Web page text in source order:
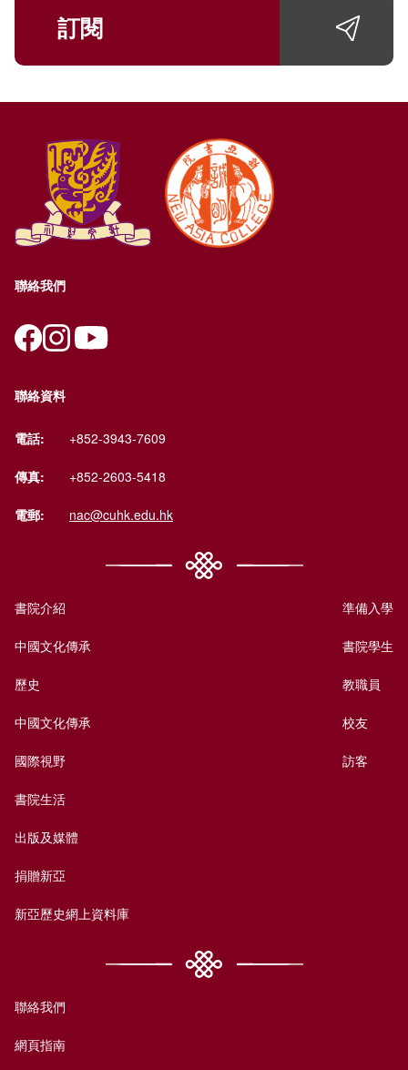
訂閱
聯絡我們
聯絡資料
電話: +852-3943-7609
傳真: +852-2603-5418
電郵: nac@cuhk.edu.hk
書院介紹
中國文化傳承
歷史
中國文化傳承
國際視野
書院生活
出版及媒體
捐贈新亞
新亞歷史網上資料庫
準備入學
書院學生
教職員
校友
訪客
聯絡我們
網頁指南